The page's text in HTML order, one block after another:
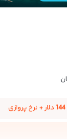
144 دلار + نرخ پروازی